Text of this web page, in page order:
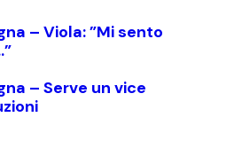
– Viola: ”Mi sento
– Serve un vice